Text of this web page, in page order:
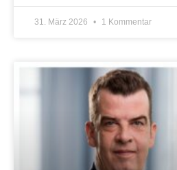
31. März 2026 1 Kommentar